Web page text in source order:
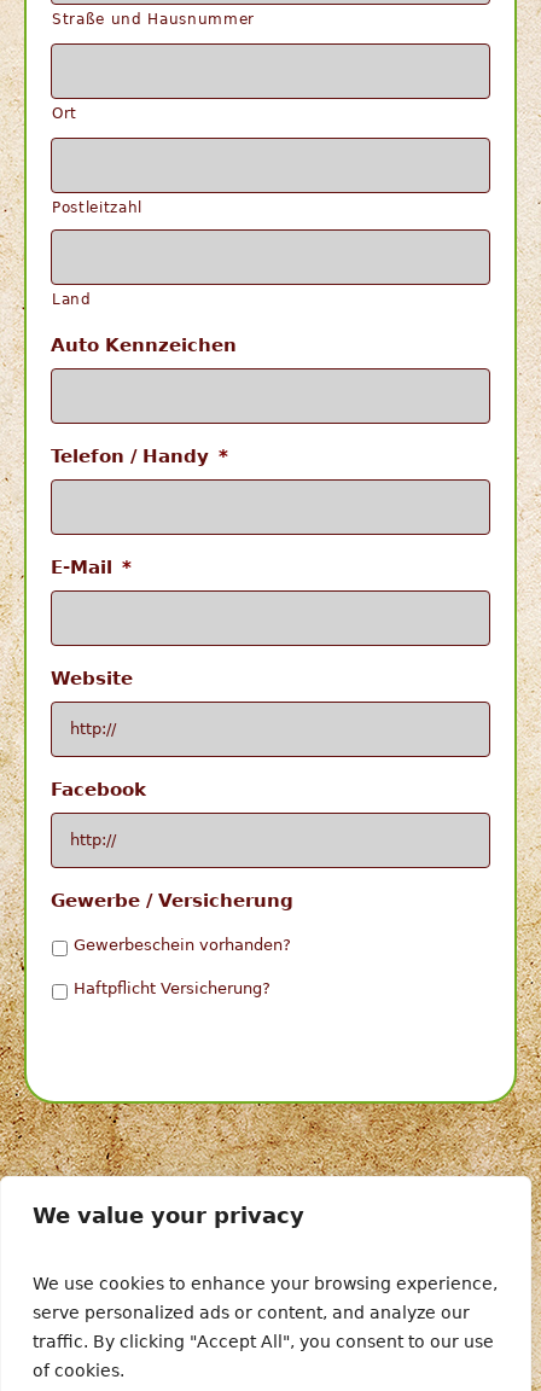
We value your privacy
We use cookies to enhance your browsing experience,
serve personalized ads or content, and analyze our
traffic. By clicking "Accept All", you consent to our use
of cookies.
Straße und Hausnummer
Ort
Postleitzahl
Land
Auto Kennzeichen
Telefon / Handy *
E-Mail *
Website
Facebook
Gewerbe / Versicherung
Gewerbeschein vorhanden?
Haftpflicht Versicherung?
ANMELDEBEDINGUNGEN
KONTAKTFORMULAR